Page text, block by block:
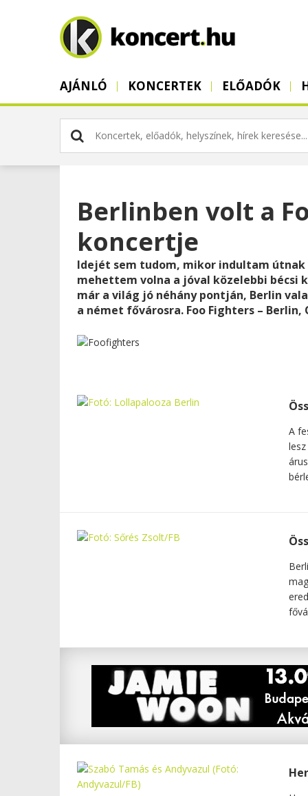
AJÁNLÓ KONCERTEK ELŐADÓK
Berlinben volt a
koncertje
Idejét sem tudom, mikor indultam
mehettem volna a jóval közelebbi bécsi
már a világ jó néhány pontján, Berlin
a német fővárosra. Foo Fighters –
A